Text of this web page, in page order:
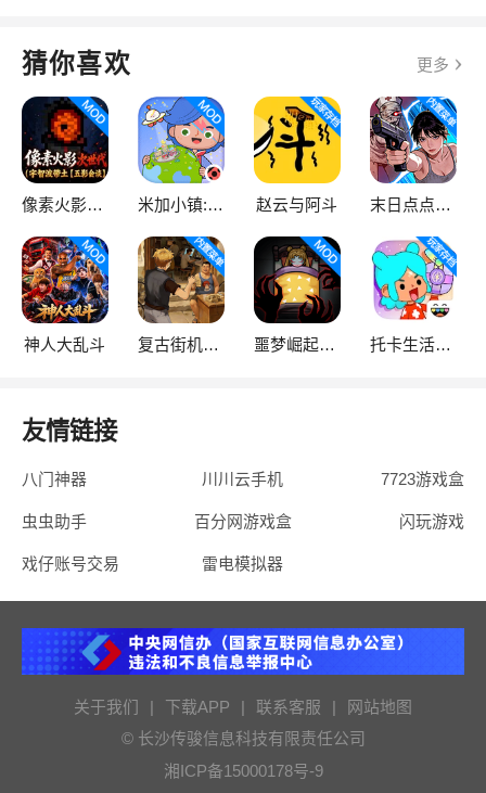
猜你喜欢 更多
像素火影次世代 米加小镇:世界 赵云与阿斗 末日点点（辅助菜单）
神人大乱斗 复古街机大亨 噩梦崛起：生存 托卡生活：世界
友情链接
八门神器 川川云手机 7723游戏盒
虫虫助手 百分网游戏盒 闪玩游戏
戏仔账号交易 雷电模拟器
关于我们 | 下载APP | 联系客服 |
网站地图
© 长沙传骏信息科技有限责任公司
湘ICP备15000178号-9